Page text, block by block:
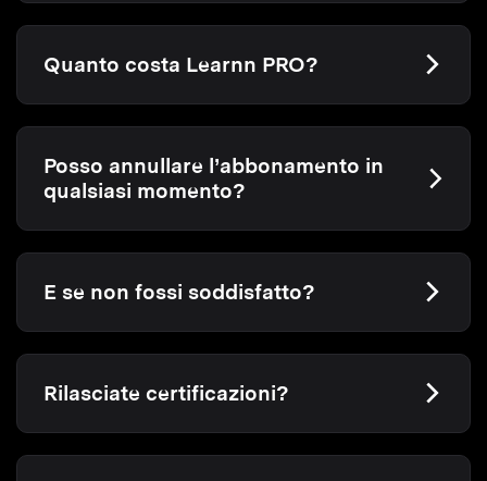
Quanto costa Learnn PRO?
Posso annullare l’abbonamento in
qualsiasi momento?
E se non fossi soddisfatto?
Rilasciate certificazioni?